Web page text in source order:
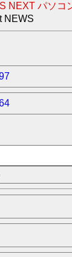
NEXT パソコ
NEWS